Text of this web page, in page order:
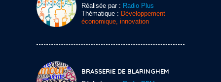
Réalisée par : Radio Plus
Thématique : Développement
économique, innovation
BRASSERIE DE BLARINGHEM